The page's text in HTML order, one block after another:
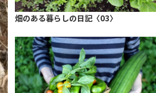
畑のある暮らしの日記〈03〉